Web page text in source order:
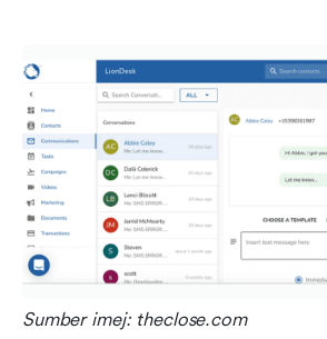
Sumber imej: theclose.com